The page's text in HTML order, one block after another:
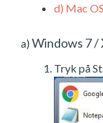
d) Mac
a) Windows 7 /
Tryk på